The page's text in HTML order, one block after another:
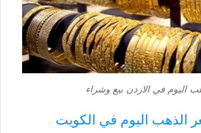
اليوم في الاردن بيع وشراء
الذهب اليوم في الكويت